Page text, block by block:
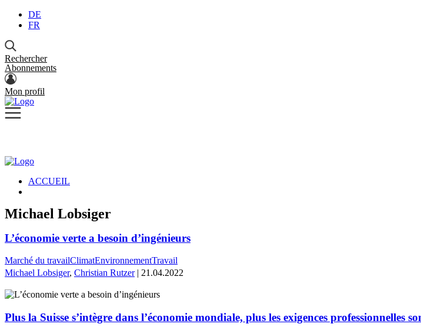
DE
FR
Rechercher
Abonnements
Mon profil
ACCUEIL
Michael Lobsiger
L’économie verte a besoin d’ingénieurs
Marché du travailClimatEnvironnementTravail
Michael Lobsiger, Christian Rutzer| 21.04.2022
Plus la Suisse s’intègre dans l’économie mondiale, plus les exigences professionnelles